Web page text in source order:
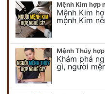
Mệnh Kim
mệnh Kim
tiết người
Khám phá
gì, người
Chi tiết